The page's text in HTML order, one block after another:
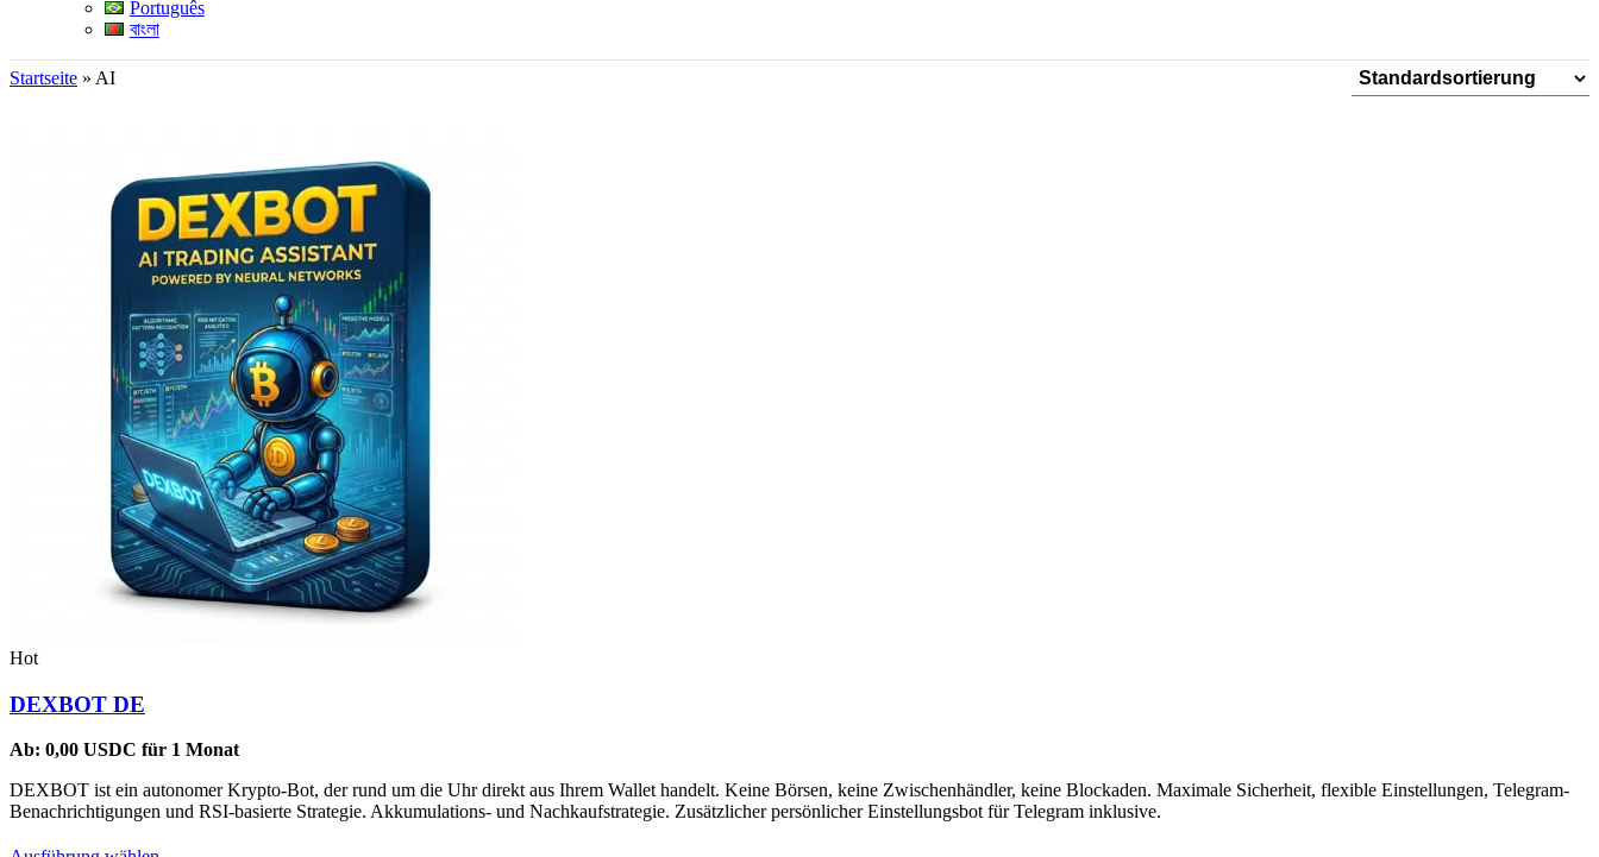
Português
বাংলা
Startseite » AI
Hot
DEXBOT DE
Ab: 0,00 USDC für 1 Monat
DEXBOT ist ein autonomer Krypto-Bot, der rund um die Uhr direkt aus Ihrem Wallet handelt. Keine Börsen, keine Zwischenhändler, keine Blockaden. Maximale Sicherheit, flexible Einstellungen, Telegram-
Benachrichtigungen und RSI-basierte Strategie. Akkumulations- und Nachkaufstrategie. Zusätzlicher persönlicher Einstellungsbot für Telegram inklusive.